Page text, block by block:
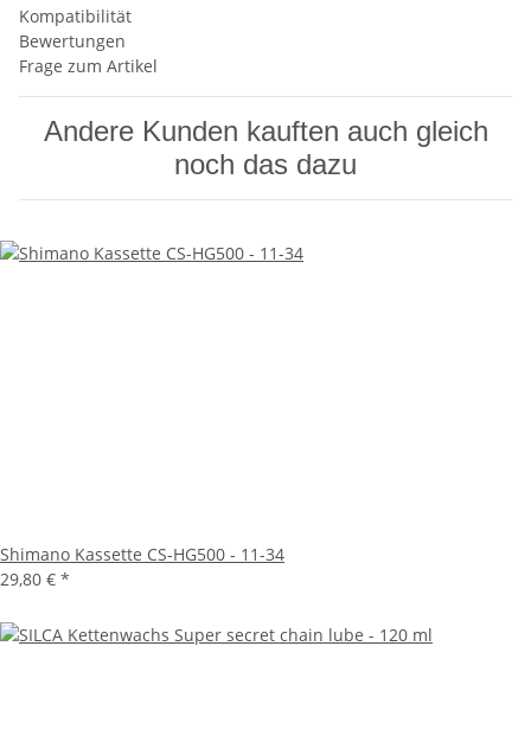
Kompatibilität
Bewertungen
Frage zum Artikel
Andere Kunden kauften auch gleich
noch das dazu
Shimano Kassette CS-HG500 - 11-34
29,80 € *